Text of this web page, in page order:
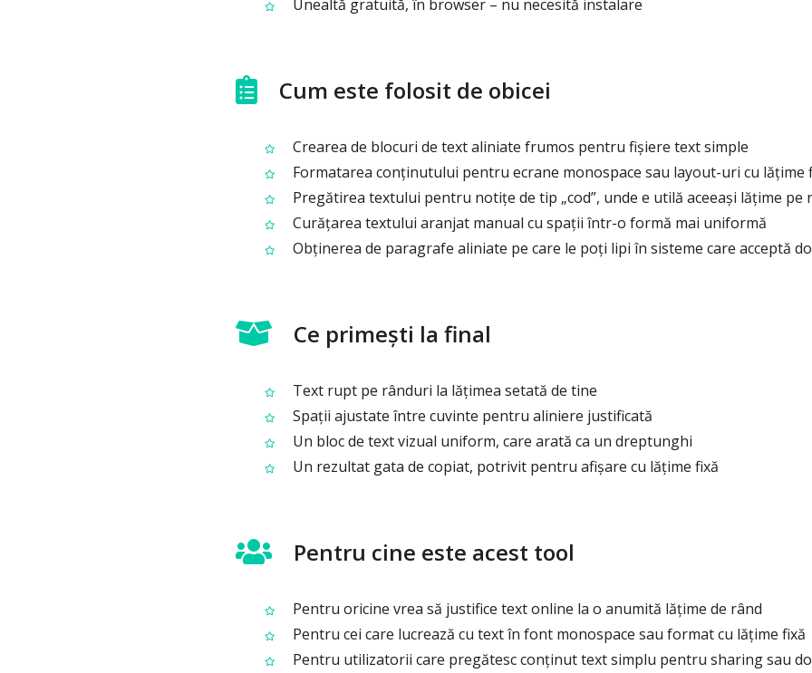
Unealtă gratuită, în browser – nu necesită instalare
Cum este folosit de obicei
Crearea de blocuri de text aliniate frumos pentru fișiere text simple
Formatarea conținutului pentru ecrane monospace sau layout-uri cu lățime
Pregătirea textului pentru notițe de tip „cod”, unde e utilă aceeași lățime pe
Curățarea textului aranjat manual cu spații într-o formă mai uniformă
Obținerea de paragrafe aliniate pe care le poți lipi în sisteme care acceptă
Ce primești la final
Text rupt pe rânduri la lățimea setată de tine
Spații ajustate între cuvinte pentru aliniere justificată
Un bloc de text vizual uniform, care arată ca un dreptunghi
Un rezultat gata de copiat, potrivit pentru afișare cu lățime fixă
Pentru cine este acest tool
Pentru oricine vrea să justifice text online la o anumită lățime de rând
Pentru cei care lucrează cu text în font monospace sau format cu lățime fixă
Pentru utilizatorii care pregătesc conținut text simplu pentru sharing sau